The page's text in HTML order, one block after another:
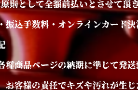
則として全額前払いとさせて頂
込手数料・オンラインカード決
商品ページの納期に準じて発送
客様の責任でキズや汚れが生じ